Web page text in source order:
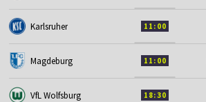
Karlsruher 11:00
Magdeburg 11:00
VfL Wolfsburg 18:30